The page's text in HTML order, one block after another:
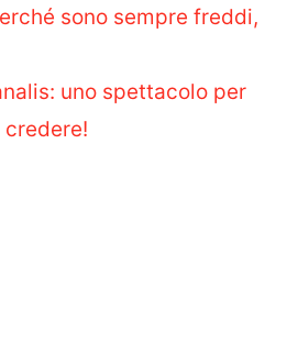
sono sempre freddi,
uno spettacolo per